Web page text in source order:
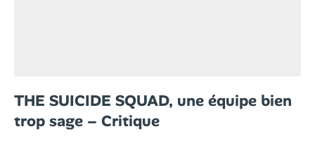
THE SUICIDE SQUAD, une équipe bien
trop sage – Critique